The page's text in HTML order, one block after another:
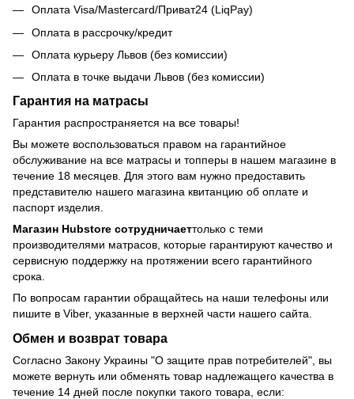
Оплата Visa/Mastercard/Приват24 (LiqPay)
Оплата в рассрочку/кредит
Оплата курьеру Львов (без комиссии)
Оплата в точке выдачи Львов (без комиссии)
Гарантия на матрасы
Гарантия распространяется на все товары!
Вы можете воспользоваться правом на гарантийное
обслуживание на все матрасы и топперы в нашем магазине в
течение 18 месяцев. Для этого вам нужно предоставить
представителю нашего магазина квитанцию об оплате и
паспорт изделия.
Магазин Hubstore сотрудничаеттолько с теми
производителями матрасов, которые гарантируют качество и
сервисную поддержку на протяжении всего гарантийного
срока.
По вопросам гарантии обращайтесь на наши телефоны или
пишите в Viber, указанные в верхней части нашего сайта.
Обмен и возврат товара
Согласно Закону Украины "О защите прав потребителей", вы
можете вернуть или обменять товар надлежащего качества в
течение 14 дней после покупки такого товара, если: